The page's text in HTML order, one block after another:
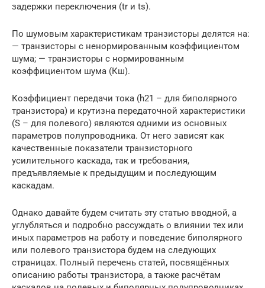
задержки переключения (tr и ts).
По шумовым характеристикам транзисторы делятся на:
— транзисторы с ненормированным коэффициентом
шума; — транзисторы с нормированным
коэффициентом шума (Кш).
Коэффициент передачи тока (h21 – для биполярного
транзистора) и крутизна передаточной характеристики
(S – для полевого) являются одними из основных
параметров полупроводника. От него зависят как
качественные показатели транзисторного
усилительного каскада, так и требования,
предъявляемые к предыдущим и последующим
каскадам.
Однако давайте будем считать эту статью вводной, а
углубляться и подробно рассуждать о влиянии тех или
иных параметров на работу и поведение биполярного
или полевого транзистора будем на следующих
страницах. Полный перечень статей, посвящённых
описанию работы транзистора, а также расчётам